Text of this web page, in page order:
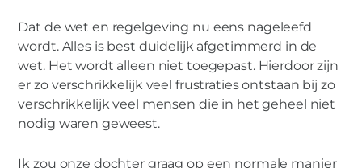
Dat de wet en regelgeving nu eens nageleefd
wordt. Alles is best duidelijk afgetimmerd in de
wet. Het wordt alleen niet toegepast. Hierdoor zijn
er zo verschrikkelijk veel frustraties ontstaan bij zo
verschrikkelijk veel mensen die in het geheel niet
nodig waren geweest.
Ik zou onze dochter graag op een normale manier